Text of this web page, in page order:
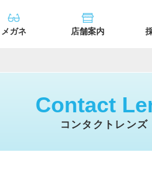
メガネ 店舗案内
Contact
コンタクトレンズ